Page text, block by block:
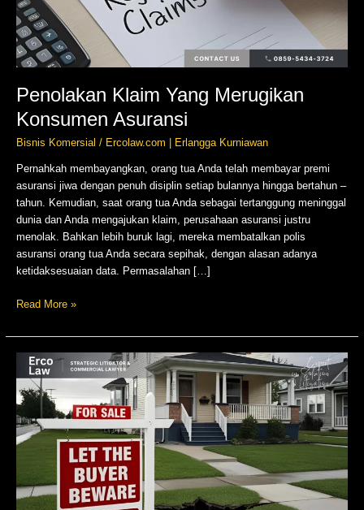
Penolakan Klaim Yang Merugikan
Konsumen Asuransi
Bisnis Komersial / Ercolaw.com | Erlangga Kurniawan
Pernahkah membayangkan, orang tua Anda telah membayar premi
asuransi jiwa dengan penuh disiplin setiap bulannya hingga bertahun –
tahun. Kemudian, saat orang tua Anda sebagai tertanggung meninggal
dunia dan Anda mengajukan klaim, perusahaan asuransi justru
menolak. Bahkan lebih buruk lagi, mereka membatalkan polis
asuransi orang tua Anda secara sepihak, dengan alasan adanya
ketidaksesuaian data. Permasalahan […]
Read More »
Tanggung
Jawab
Pelaku
Usaha
Dalam
Proses